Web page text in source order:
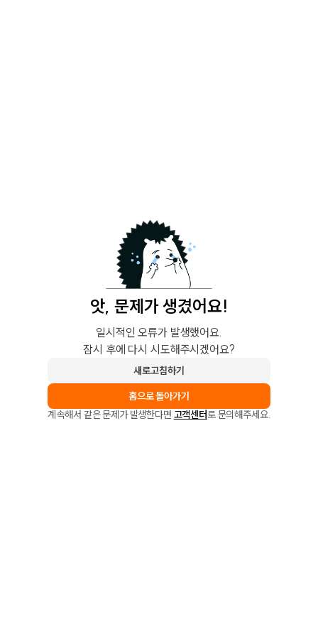
앗, 문제가 생겼어요!
일시적인 오류가 발생했어요.
잠시 후에 다시 시도해주시겠어요?
새로고침하기
홈으로 돌아가기
계속해서 같은 문제가 발생한다면 고객센터로 문의해주세요.